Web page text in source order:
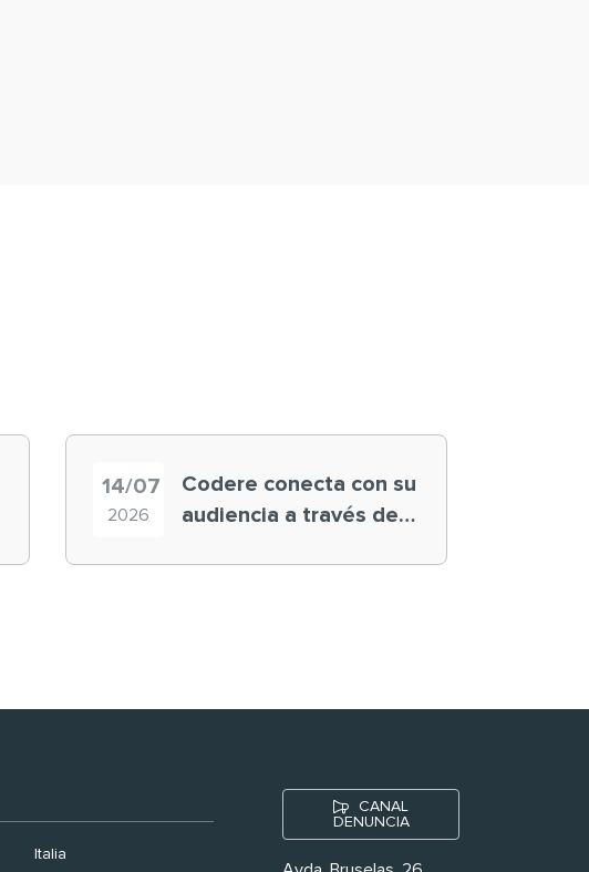
14/07
2026
Codere conecta con su
audiencia a través de
Italia
CANAL
DENUNCIA